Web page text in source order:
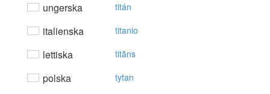
ungerska titán
italienska titanio
lettiska titāns
polska tytan